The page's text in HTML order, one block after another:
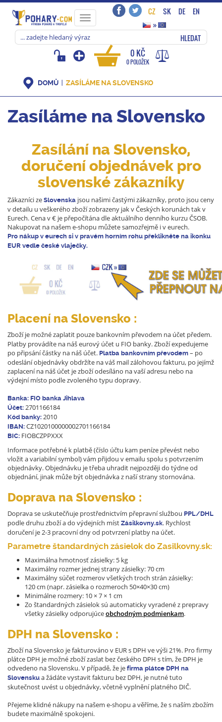
Toggle
navigation
CZ SK DE
EN
»
HLEDAT
0 KČ
0 POLOŽEK
DOMŮ ZASÍLÁME NA SLOVENSKO
Zasíláme na Slovensko
Zasílání na Slovensko,
doručení objednávek pro
slovenské zákazníky
Zákazníci ze Slovenska jsou našimi častými zákazníky, proto jsou ceny
v detailu u veškerého zboží zobrazeny jak v Českých korunách tak v
Eurech. Cena v € je přepočítána dle aktuálního denního kurzu ČSOB.
Nakupovat na našem e-shopu můžete samozřejmě i v eurech.
Pro nákup v eurech si v pravém horním rohu překlikněte na ikonku
EUR vedle české vlaječky.
Placení na Slovensko :
Zboží je možné zaplatit pouze bankovním převodem na účet předem.
Platby provádíte na náš eurový účet u FIO banky. Zboží expedujeme
po připsání částky na náš účet. Platba bankovním převodem – po
odeslání objednávky obdržíte na váš mail zálohovou fakturu, po jejímž
zaplacení na náš účet je zboží odesíláno na vaší adresu nebo na
výdejní místo podle zvoleného typu dopravy.
Banka: FIO banka Jihlava
Účet: 2701166184
Kód banky: 2010
IBAN: CZ1020100000002701166184
BIC: FIOBCZPPXXX
Informace potřebné k platbě (číslo účtu kam peníze převést nebo
vložit a variabilní symbol) vám přijdou v emailu spolu s potvrzením
objednávky. Objednávku je třeba uhradit nejpozději do týdne od
objednání, jinak může být objednávka z naší strany stornována.
Doprava na Slovensko :
Doprava se uskutečňuje prostřednictvím přepravní službou PPL/DHL
podle druhu zboží a do výdejních míst Zásilkovny.sk. Rychlost
doručení je 2-3 pracovní dny od potvrzení platby na účet.
Parametre štandardných zásielok do Zasilkovny.sk:
Maximálna hmotnosť zásielky: 5 kg
Maximálny rozmer jednej strany zásielky: 70 cm
Maximálny súčet rozmerov všetkých troch strán zásielky:
120 cm (napr. zásielka o rozmeroch 50×40×30 cm)
Minimálne rozmery: 10 × 7 × 1 cm
Zo štandardných zásielok sú automaticky vyradené z prepravy
všetky zásielky odporujúceobchodným podmienkam.
DPH na Slovensko :
Zboží na Slovensko je fakturováno v EUR s DPH ve výši 21%. Pro firmy
plátce DPH je možné zboží zaslat bez českého DPH s tím, že DPH je
odvedeno na Slovensku.V případě, že je firma plátce DPH na
Slovensku a žádáte vystavit fakturu bez DPH, je nutné tuto
skutečnost uvést u objednávky, včetně vyplnění platného DIČ.
Přejeme klidné nákupy na našem e-shopu a věříme, že s naším zbožím
budete maximálně spokojeni.